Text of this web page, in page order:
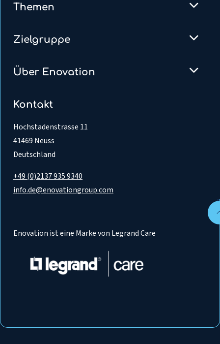
Themen
Zielgruppe
Über Enovation
Kontakt
Hochstadenstrasse 11
41469 Neuss
Deutschland
+49 (0)2137 935 9340
info.de@enovationgroup.com
Enovation ist eine Marke von Legrand Care